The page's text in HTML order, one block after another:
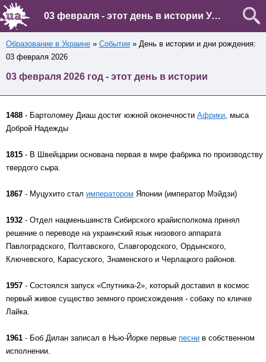
03 февраля - этот день в истории Украины и мира
Образование в Украине » События » День в истории и дни рождения:
03 февраля 2026
03 февраля 2026 год - этот день в истории
1488 - Бартоломеу Диаш достиг южной оконечности Африки, мыса
Доброй Надежды
1815 - В Швейцарии основана первая в мире фабрика по производству
твердого сыра.
1867 - Муцухито стал императором Японии (император Мэйдзи)
1932 - Отдел нацменьшинств Сибирского крайисполкома принял
решение о переводе на украинский язык низового аппарата
Павлоградского, Полтавского, Славгородского, Ордынского,
Ключевского, Карасуского, Знаменского и Черлацкого районов.
1957 - Состоялся запуск «Спутника-2», который доставил в космос
первый живое существо земного происхождения - собаку по кличке
Лайка.
1961 - Боб Дилан записал в Нью-Йорке первые песни в собственном
исполнении.